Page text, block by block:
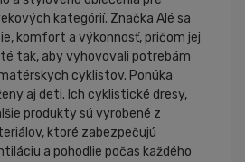
kategórií. Značka Alé sa
komfort a výkonnosť, pričom jej
tak, aby vyhovovali potrebám
cyklistov. Ponúka
aj deti. Ich cyklistické dresy,
produkty sú vyrobené z
ktoré zabezpečujú
a pohodlie počas každého